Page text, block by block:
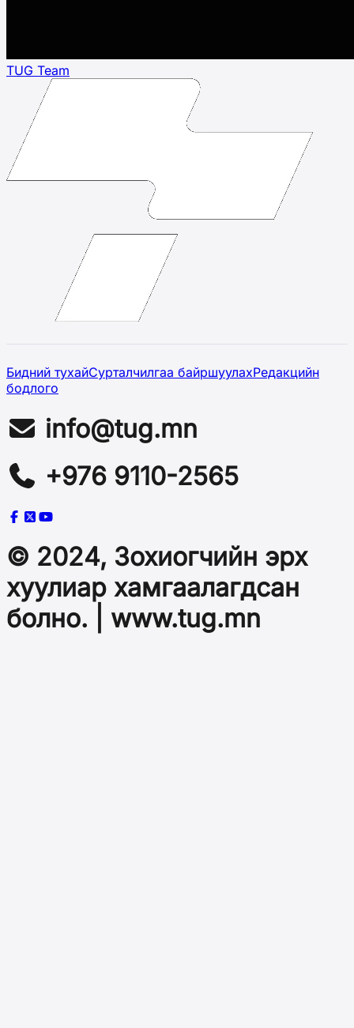
TUG Team
Бидний тухайСурталчилгаа байршуулахРедакцийн
бодлого
info@tug.mn
+976 9110-2565
© 2024, Зохиогчийн эрх
хуулиар хамгаалагдсан
болно. | www.tug.mn